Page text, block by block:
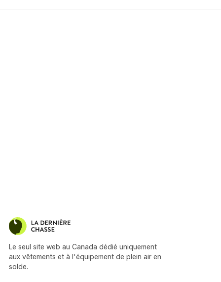
Le seul site web au Canada dédié uniquement
aux vêtements et à l'équipement de plein air en
solde.